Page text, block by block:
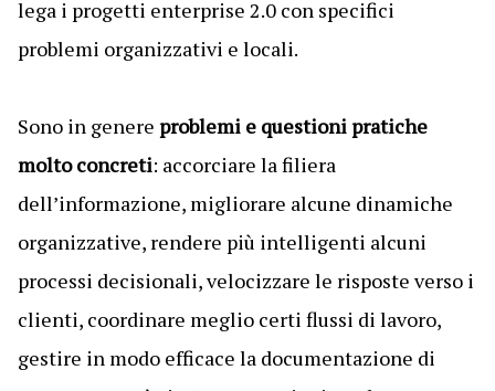
lega i progetti enterprise 2.0 con specifici
problemi organizzativi e locali.
Sono in genere problemi e questioni pratiche
molto concreti: accorciare la filiera
dell’informazione, migliorare alcune dinamiche
organizzative, rendere più intelligenti alcuni
processi decisionali, velocizzare le risposte verso i
clienti, coordinare meglio certi flussi di lavoro,
gestire in modo efficace la documentazione di